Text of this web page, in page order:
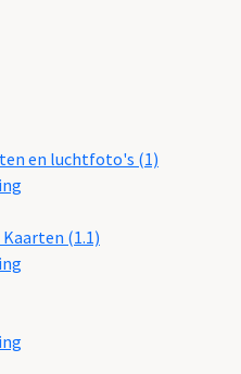
en luchtfoto's (1)
(1.1)